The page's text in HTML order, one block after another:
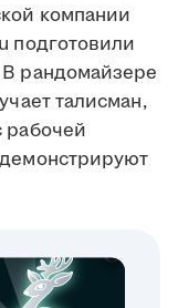
компании
подготовили
В рандомайзере
талисман,
рабочей